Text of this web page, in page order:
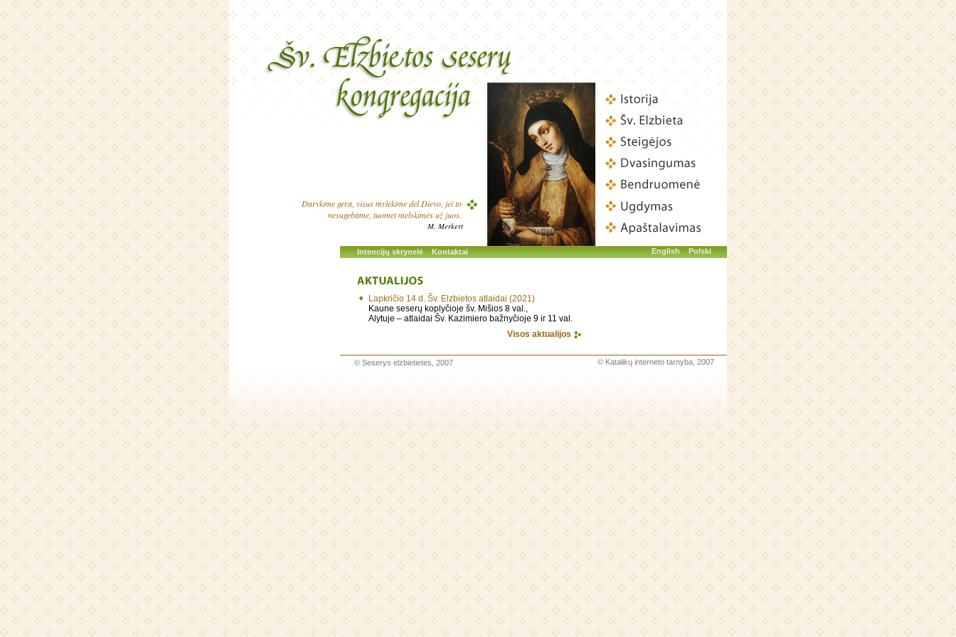
Darykime gera, visus mylėkime dėl Dievo, jei to
nesugebame, tuomet melskimės už juos.
M. Merkert
Intencijų skrynelė Kontaktai English Polski
Lapkričio 14 d. Šv. Elzbietos atlaidai (2021)
Kaune seserų koplyčioje šv. Mišios 8 val.,
Alytuje – atlaidai Šv. Kazimiero bažnyčioje 9 ir 11 val.
Visos aktualijos
© Seserys elzbietietės , 2007 © Katalikų interneto tarnyba , 2007